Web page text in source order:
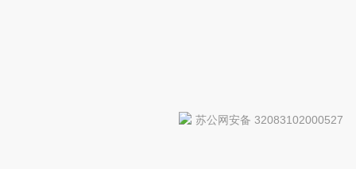
苏公网安备 32083102000527